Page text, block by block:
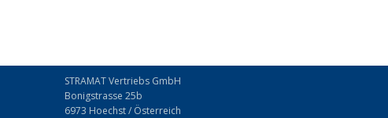
STRAMAT Vertriebs GmbH
Bonigstrasse 25b
6973 Hoechst / Österreich